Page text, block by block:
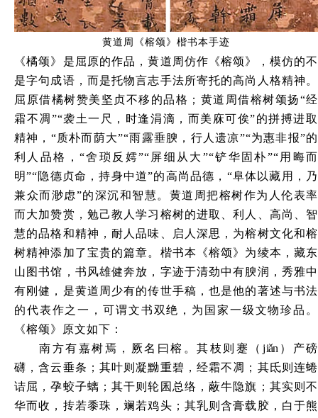
黄道周《榕颂》楷书本手迹
《橘颂》是屈原的作品，黄道周仿作《榕颂》，模仿的不
是字句成语，而是托物言志手法所寄托的高尚人格精神。
屈原借橘树赞美坚贞不移的品格；黄道周借榕树颂扬“经
霜不凋”“袭土一尺，时逢涓滴，而美庥可俟”的拼搏进取
精神，“质朴而荫大”“雨露垂腴，行人遗凉”“为惠非报”的
利人品格，“舍琐反嫮”“屏细从大”“铲华固朴”“用晦而
明”“隐德贞命，持身中道”的高尚品德，“阜体以藏用，乃
兼众而渺虑”的深沉和智慧。黄道周把榕树作为人伦表率
而大加赞赏，勉己教人学习榕树的进取、利人、高尚、智
慧的品格和精神，耐人品味、启人深思，为榕树文化和榕
树精神添加了宝贵的篇章。楷书本《榕颂》为绫本，藏东
山图书馆，书风雄健奔放，字迹于清劲中有腴润，秀雅中
有刚健，是黄道周少有的传世手稿，也是他的著述与书法
的代表作之一，可谓文书双绝，为国家一级文物珍品。
《榕颂》原文如下：
南方有嘉树焉，厥名曰榕。其枝则蹇（ jiǎn）产磅
礴，含云垂条；其叶则凝黝重碧，经霜不凋；其氐则连蜷
诘屈，孕蛟子螭；其干则轮囷总络，蔽牛隐旗；其实则不
华而收，抟若黍珠，斓若鸡头；其乳则含膏载胶，白于熊